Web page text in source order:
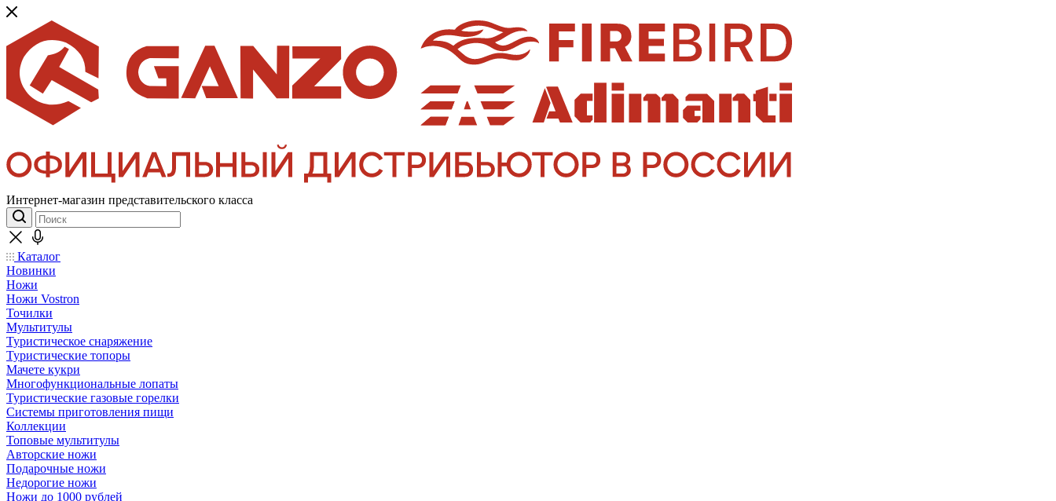
Интернет-магазин представительского класса
Каталог
Новинки
Ножи
Ножи Vostron
Точилки
Мультитулы
Туристическое снаряжение
Туристические топоры
Мачете кукри
Многофункциональные лопаты
Туристические газовые горелки
Системы приготовления пищи
Коллекции
Топовые мультитулы
Авторские ножи
Подарочные ножи
Недорогие ножи
Ножи до 1000 рублей